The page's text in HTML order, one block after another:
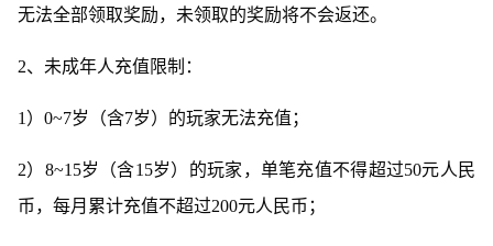
无法全部领取奖励，未领取的奖励将不会返还。
2、未成年人充值限制：
1）0~7岁（含7岁）的玩家无法充值；
2）8~15岁（含15岁）的玩家，单笔充值不得超过50元人民
币，每月累计充值不超过200元人民币；